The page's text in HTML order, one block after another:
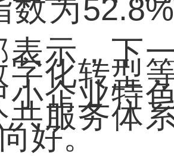
为
，下一
化转型
企业特
服务体
好。